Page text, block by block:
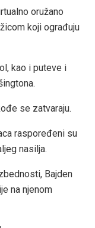
oružano
koji ograđuju
kao i puteve i
se zatvaraju.
raspoređeni su
nasilja.
Bajden
na njenom